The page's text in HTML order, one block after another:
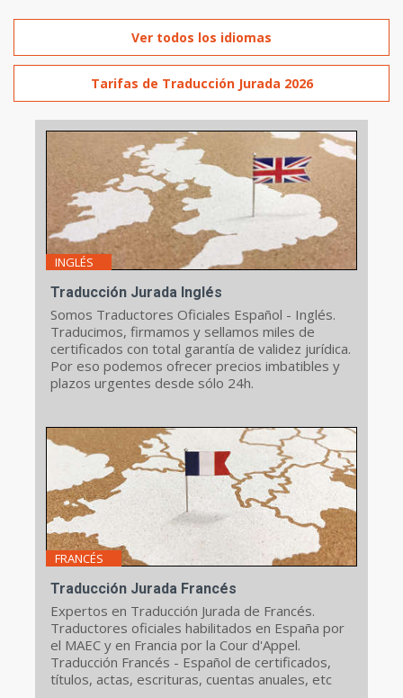
Ver todos los idiomas
Tarifas de Traducción Jurada 2026
INGLÉS
Traducción Jurada Inglés
Somos Traductores Oficiales Español - Inglés.
Traducimos, firmamos y sellamos miles de
certificados con total garantía de validez jurídica.
Por eso podemos ofrecer precios imbatibles y
plazos urgentes desde sólo 24h.
FRANCÉS
Traducción Jurada Francés
Expertos en Traducción Jurada de Francés.
Traductores oficiales habilitados en España por
el MAEC y en Francia por la Cour d'Appel.
Traducción Francés - Español de certificados,
títulos, actas, escrituras, cuentas anuales, etc